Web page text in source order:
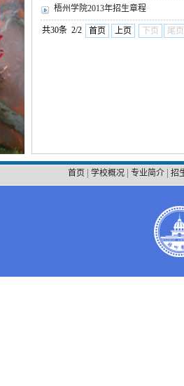
梧州学院2013年招生章程
共30条 2/2 首页 上页 下页 尾页
首页 | 学校概况 | 专业简介 | 招